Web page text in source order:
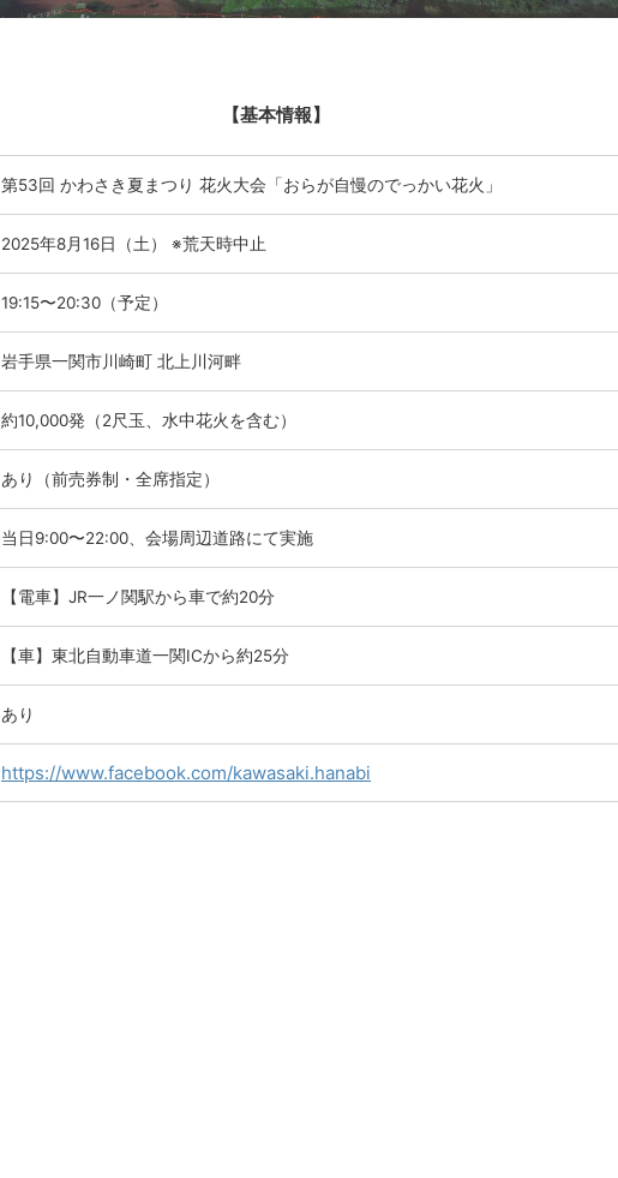
【基本情報】
第53回 かわさき夏まつり 花火大会「おらが自慢のでっかい花火」
2025年8月16日（土） ※荒天時中止
19:15〜20:30（予定）
岩手県一関市川崎町 北上川河畔
約10,000発（2尺玉、水中花火を含む）
あり（前売券制・全席指定）
当日9:00〜22:00、会場周辺道路にて実施
【電車】JR一ノ関駅から車で約20分
【車】東北自動車道一関ICから約25分
あり
https://www.facebook.com/kawasaki.hanabi